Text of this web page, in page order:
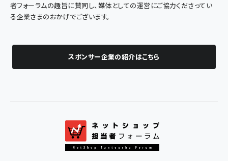
者フォーラムの趣旨に賛同し、媒体としての運営にご協力くださってい
る企業さまのおかげでございます。
スポンサー企業の紹介はこちら